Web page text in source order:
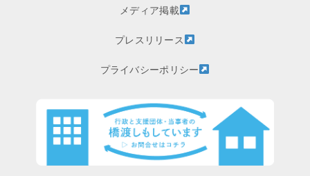
メディア掲載
プレスリリース
プライバシーポリシー